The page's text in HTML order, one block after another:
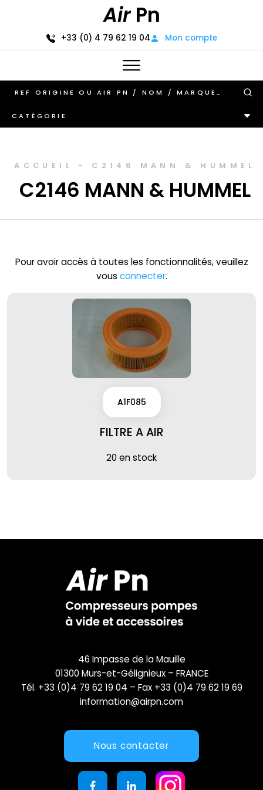
AirPn
+33 (0) 4 79 62 19 04 Mon compte
CATÉGORIE
ACCUEIL - C2146 MANN & HUMMEL
C2146 MANN & HUMMEL
Pour avoir accès à toutes les fonctionnalités, veuillez
vous connecter.
A1F085
FILTRE A AIR
20 en stock
46 Impasse de la Mauille
01300 Murs-et-Gélignieux – FRANCE
Tél. +33 (0)4 79 62 19 04 – Fax +33 (0)4 79 62 19 69
information@airpn.com
Nous contacter